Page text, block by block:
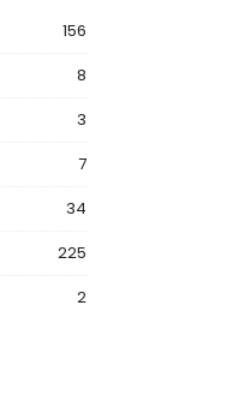
156
8
3
7
34
225
2